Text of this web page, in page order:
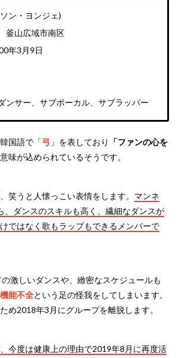
ン・ヨンジェ)
山広域市南区
年3月9日
ンサー、サブボーカル、サブラッパー
国語で「弓 」を表しており
「ファンの心を
味が込められているそうです。
笑うと人懐っこい表情をします。 マンネ
、ダンスのスキルも高く、繊細なダンスが
ではなく歌もラップもできるメンバーで
激しいダンスや、緻密なスケジュールも
能不全という足の怪我をしてしまいます。
め2018年3月にグループを離脱します。
今度は健康上の理由で2019年8月に再度活